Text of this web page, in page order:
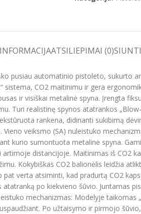
ATSILIEPIMAI (0)
pusiau automatinio pistoleto, sukurto
CO2 maitinimu ir gera
ir visiškai metalinė spyna. Įrengta
Turi realistinę spynos atatrankos
rankena, didinanti sukibimą
veiksmo (SA) nuleistuko
kurio sumontuota metalinė spyna.
distancijoje. Maitinimas iš CO2
Kokybiškas CO2 balionėlis leidžia
verta atsiminti, kad pradurtą CO2
po kiekvieno šūvio. Juntamas
mechanizmas: Modelyje taikomas
Po užtaisymo ir pirmojo